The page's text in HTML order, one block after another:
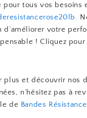
pour tous vos besoins
.
d’améliorer votre
! Cliquez pour
plus et découvrir nos
n’hésitez pas à
de Bandes Résistance